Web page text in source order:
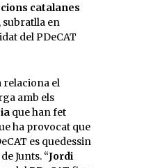
catalanes
subratlla en
del PDeCAT
relaciona el
amb els
que han fet
ha provocat que
es quedessin
Junts. “Jordi